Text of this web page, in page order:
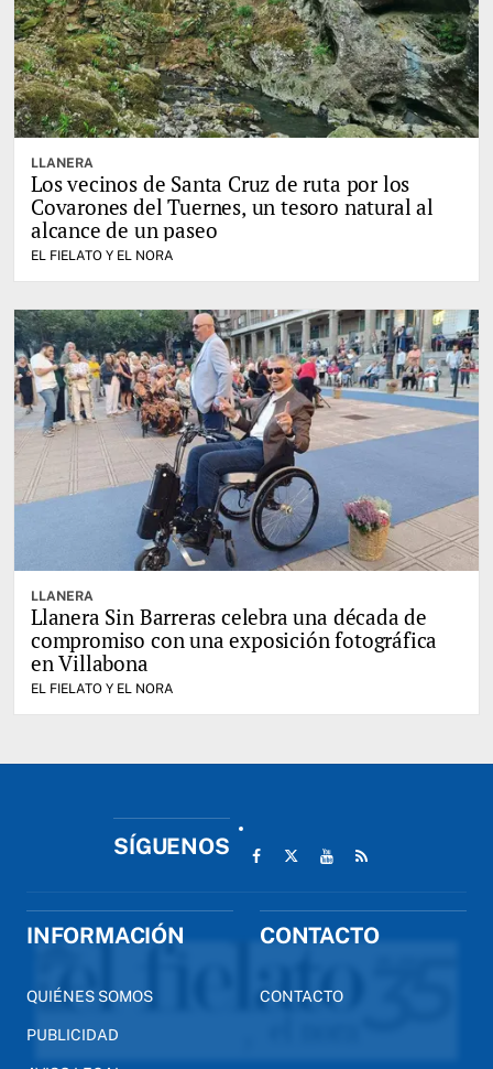
LLANERA
Los vecinos de Santa Cruz de ruta por los
Covarones del Tuernes, un tesoro natural al
alcance de un paseo
EL FIELATO Y EL NORA
LLANERA
Llanera Sin Barreras celebra una década de
compromiso con una exposición fotográfica
en Villabona
EL FIELATO Y EL NORA
SÍGUENOS
INFORMACIÓN
QUIÉNES SOMOS
PUBLICIDAD
CONTACTO
CONTACTO